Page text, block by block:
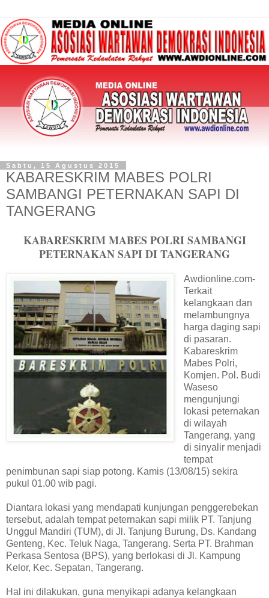
Sabtu, 15 Agustus 2015
KABARESKRIM MABES POLRI
SAMBANGI PETERNAKAN SAPI DI
TANGERANG
KABARESKRIM MABES POLRI SAMBANGI
PETERNAKAN SAPI DI TANGERANG
Awdionline.com-
Terkait
kelangkaan dan
melambungnya
harga daging sapi
di pasaran.
Kabareskrim
Mabes Polri,
Komjen. Pol. Budi
Waseso
mengunjungi
lokasi peternakan
di wilayah
Tangerang, yang
di sinyalir menjadi
tempat
penimbunan sapi siap potong. Kamis (13/08/15) sekira
pukul 01.00 wib pagi.
Diantara lokasi yang mendapati kunjungan penggerebekan
tersebut, adalah tempat peternakan sapi milik PT. Tanjung
Unggul Mandiri (TUM), di Jl. Tanjung Burung, Ds. Kandang
Genteng, Kec. Teluk Naga, Tangerang. Serta PT. Brahman
Perkasa Sentosa (BPS), yang berlokasi di Jl. Kampung
Kelor, Kec. Sepatan, Tangerang.
Hal ini dilakukan, guna menyikapi adanya kelangkaan